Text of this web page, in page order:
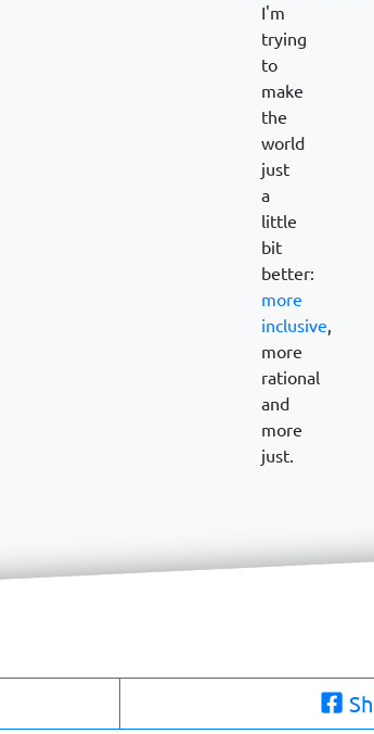
I'm
trying
to
make
the
world
just
a
little
bit
better:
more
inclusive,
more
rational
and
more
just.